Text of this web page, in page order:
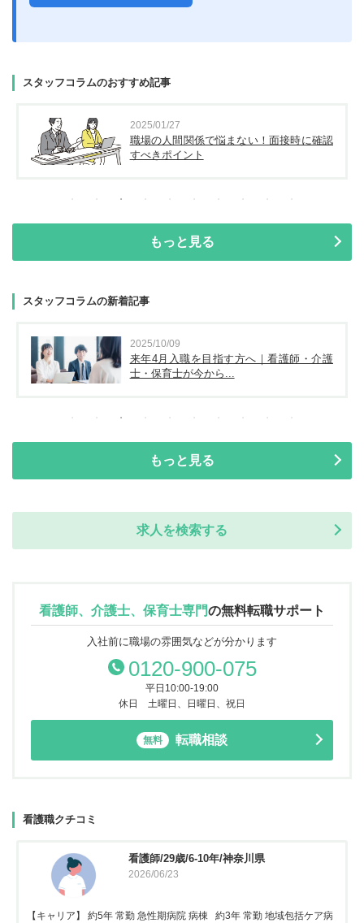
スタッフコラムのおすすめ記事
2025/01/27
職場の人間関係で悩まない！面接時に確認
すべきポイント
もっと見る
スタッフコラムの新着記事
2025/10/09
来年4月入職を目指す方へ｜看護師・介護
士・保育士が今から...
もっと見る
求人を検索する
看護師、介護士、保育士専門の無料転職サポート
入社前に職場の雰囲気などが分かります
0120-900-075
平日10:00-19:00
休日 土曜日、日曜日、祝日
無料 転職相談
看護職クチコミ
看護師/29歳/6-10年/神奈川県
2026/06/23
【キャリア】 約5年 常勤 急性期病院 病棟 約3年 常勤 地域包括ケア病